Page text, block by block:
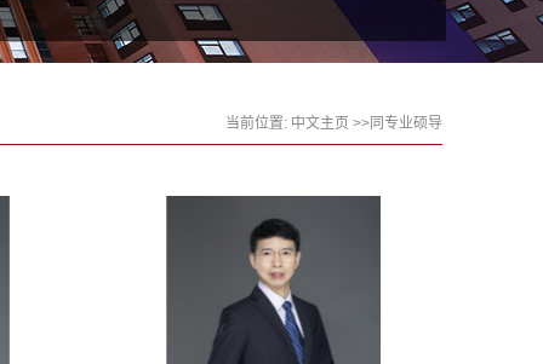
当前位置: 中文主页 >>同专业硕导